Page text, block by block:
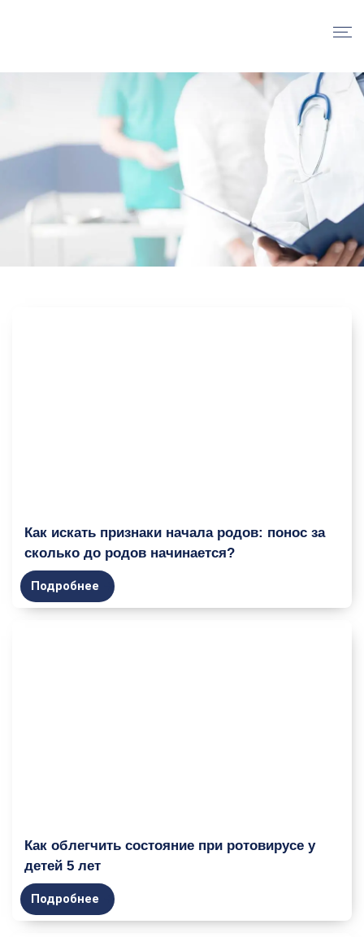
Как искать признаки начала родов: понос за
сколько до родов начинается?
Подробнее
Как облегчить состояние при ротовирусе у
детей 5 лет
Подробнее